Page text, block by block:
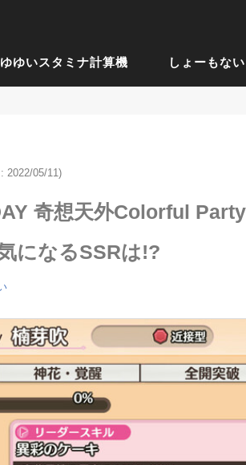
ゆいスタミナ計算機 しょーもな
2022/05/11)
奇想天外Colorful Party
になるSSRは!?